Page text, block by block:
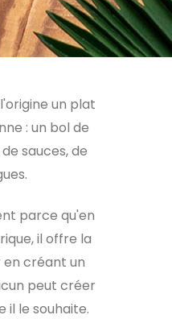
un plat
: un bol de
sauces, de
parce qu'en
il offre la
en créant un
peut créer
il le souhaite.